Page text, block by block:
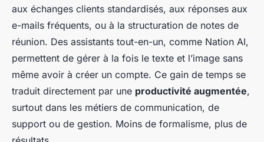
aux échanges clients standardisés, aux réponses aux
e-mails fréquents, ou à la structuration de notes de
réunion. Des assistants tout-en-un, comme Nation AI,
permettent de gérer à la fois le texte et l’image sans
même avoir à créer un compte. Ce gain de temps se
traduit directement par une productivité augmentée,
surtout dans les métiers de communication, de
support ou de gestion. Moins de formalisme, plus de